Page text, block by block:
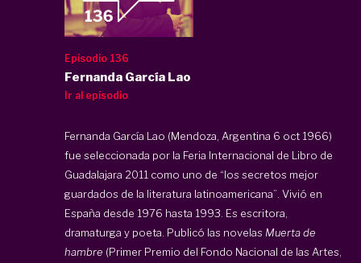
Episodio 136
Fernanda García Lao
Ir al episodio
Fernanda García Lao (Mendoza, Argentina 6 oct 1966)
fue seleccionada por la Feria Internacional de Libro de
Guadalajara 2011 como uno de “los secretos mejor
guardados de la literatura latinoamericana”. Vivió en
España desde 1976 hasta 1993. Es escritora,
dramaturga y poeta. Publicó las novelas Muerta de
hambre (Primer Premio del Fondo Nacional de las Artes,